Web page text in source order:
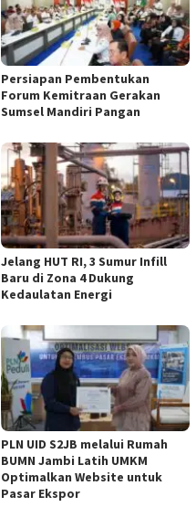
Persiapan Pembentukan
Forum Kemitraan Gerakan
Sumsel Mandiri Pangan
Jelang HUT RI, 3 Sumur Infill
Baru di Zona 4 Dukung
Kedaulatan Energi
PLN UID S2JB melalui Rumah
BUMN Jambi Latih UMKM
Optimalkan Website untuk
Pasar Ekspor